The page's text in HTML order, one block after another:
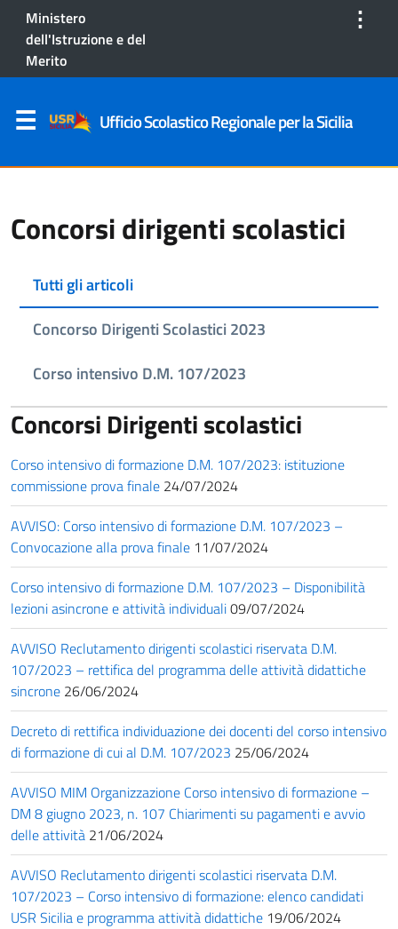
Ministero
dell'Istruzione e del
Merito
⋮
Ufficio Scolastico Regionale per la Sicilia
Concorsi dirigenti scolastici
Tutti gli articoli
Concorso Dirigenti Scolastici 2023
Corso intensivo D.M. 107/2023
Concorsi Dirigenti scolastici
Corso intensivo di formazione D.M. 107/2023: istituzione
commissione prova finale 24/07/2024
AVVISO: Corso intensivo di formazione D.M. 107/2023 –
Convocazione alla prova finale 11/07/2024
Corso intensivo di formazione D.M. 107/2023 – Disponibilità
lezioni asincrone e attività individuali09/07/2024
AVVISO Reclutamento dirigenti scolastici riservata D.M.
107/2023 – rettifica del programma delle attività didattiche
sincrone 26/06/2024
Decreto di rettifica individuazione dei docenti del corso intensivo
di formazione di cui al D.M. 107/2023 25/06/2024
AVVISO MIM Organizzazione Corso intensivo di formazione –
DM 8 giugno 2023, n. 107 Chiarimenti su pagamenti e avvio
delle attività 21/06/2024
AVVISO Reclutamento dirigenti scolastici riservata D.M.
107/2023 – Corso intensivo di formazione: elenco candidati
USR Sicilia e programma attività didattiche 19/06/2024